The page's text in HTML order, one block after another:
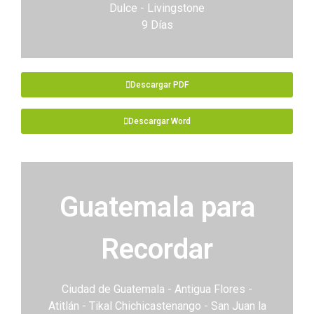
Dulce - Livingstone
9 Días
Descargar PDF
Descargar Word
Guatemala para
Recordar
Ciudad de Guatemala - Antigua Flores -
Atitlán - Tikal Chichicastenango - San Juan la